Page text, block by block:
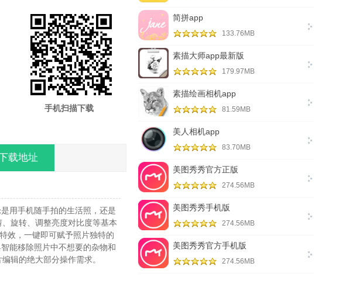
手机扫描下载
载地址
用手机随手拍的生活照，还是
旋转、调整亮度对比度等基本
效，一键即可赋予照片独特的
能移除照片中不想要的杂物和
辑的绝大部分操作需求。
简拼app
133.76MB
素描大师app最新版
179.97MB
素描绘画相机app
81.59MB
美人相机app
83.70MB
美图秀秀官方正版
274.56MB
美图秀秀手机版
274.56MB
美图秀秀官方手机版
274.56MB